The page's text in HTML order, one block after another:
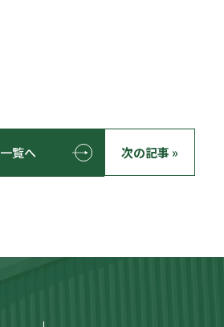
一覧へ 次の記事 »